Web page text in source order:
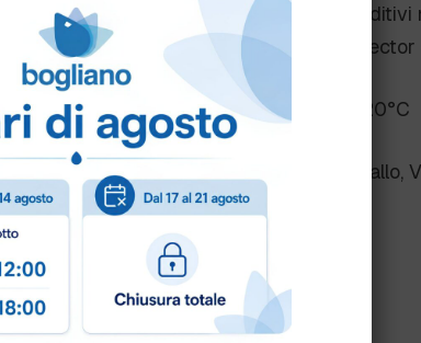
Polipropilene miscelato con
alimenti rilevabili dal metal detector
Resistenza alla temperatura 120°C
Colori disponibili Blu, Rosso, Giallo,
Imballo 12 pz
Scheda Tecnica